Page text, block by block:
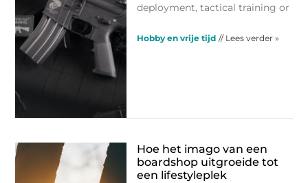
deployment, tactical training or
Hobby en vrije tijd // Lees verder »
Hoe het imago van een
boardshop uitgroeide tot
een lifestyleplek